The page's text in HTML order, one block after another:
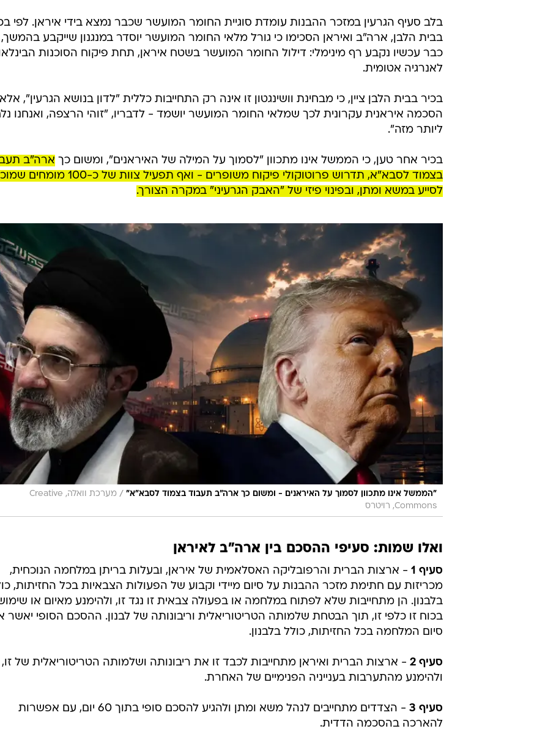
בלב סעיף הגרעין במזכר ההבנות עומדת סוגיית החומר המועשר שכבר נמצא בידי איראן. לפי
בבית הלבן, ארה"ב ואיראן הסכימו כי גורל מלאי החומר המועשר יוסדר במנגנון שייקבע
כבר עכשיו נקבע רף מינימלי: דילול החומר המועשר בשטח איראן, תחת פיקוח הסוכנות
לאנרגיה אטומית.
בכיר בבית הלבן ציין, כי מבחינת וושינגטון זו אינה רק התחייבות כללית "לדון בנושא הגרעין", אלא
הסכמה איראנית עקרונית לכך שמלאי החומר המועשר יושמד - לדבריו, "זוהי הרצפה, ואנחנו
ליותר מזה".
בכיר אחר טען, כי הממשל אינו מתכוון "לסמוך על המילה של האיראנים", ומשום כך ארה"ב
בצמוד לסבא"א, תדרוש פרוטוקולי פיקוח משופרים - ואף תפעיל צוות של כ-100 מומחים
לסייע במשא ומתן, ובפינוי פיזי של "האבק הגרעיני" במקרה הצורך.
"הממשל אינו מתכוון לסמוך על האיראנים - ומשום כך ארה"ב תעבוד בצמוד לסבא"א" /
מערכת וואלה, Creative
Commons, רויטרס
ואלו שמות: סעיפי ההסכם בין ארה"ב לאיראן
סעיף 1
- ארצות הברית והרפובליקה האסלאמית של איראן, ובעלות בריתן במלחמה הנוכחית,
מכריזות עם חתימת מזכר ההבנות על סיום מיידי וקבוע של הפעולות הצבאיות בכל החזיתות,
בלבנון. הן מתחייבות שלא לפתוח במלחמה או בפעולה צבאית זו נגד זו, ולהימנע מאיום או
בכוח זו כלפי זו, תוך הבטחת שלמותה הטריטוריאלית וריבונותה של לבנון. ההסכם הסופי יאשר
סיום המלחמה בכל החזיתות, כולל בלבנון.
סעיף 2
- ארצות הברית ואיראן מתחייבות לכבד זו את ריבונותה ושלמותה הטריטוריאלית של זו,
ולהימנע מהתערבות בענייניה הפנימיים של האחרת.
סעיף 3
- הצדדים מתחייבים לנהל משא ומתן ולהגיע להסכם סופי בתוך 60 יום, עם אפשרות
להארכה בהסכמה הדדית.